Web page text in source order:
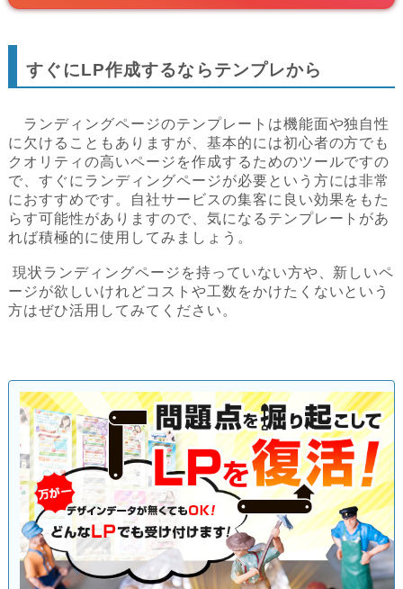
すぐにLP作成するならテンプレから
ランディングページのテンプレートは機能面や独自性
に欠けることもありますが、基本的には初心者の方でも
クオリティの高いページを作成するためのツールですの
で、すぐにランディングページが必要という方には非常
におすすめです。自社サービスの集客に良い効果をもた
らす可能性がありますので、気になるテンプレートがあ
れば積極的に使用してみましょう。
現状ランディングページを持っていない方や、新しいペ
ージが欲しいけれどコストや工数をかけたくないという
方はぜひ活用してみてください。